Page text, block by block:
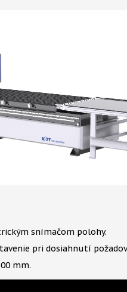
snímačom polohy.
pri dosiahnutí
mm.